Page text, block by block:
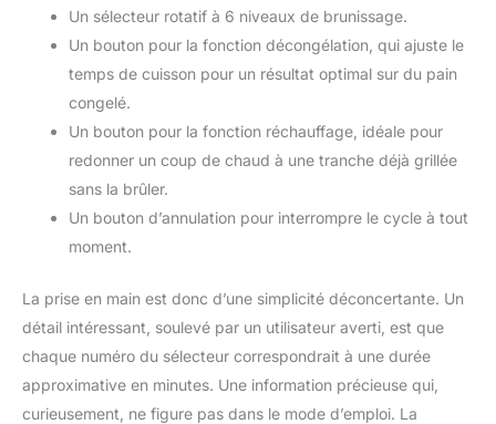
des aliments
parfaitement grillés, à
chaque fois. DOUBLEZ
LE PLAISIR : avec deux
contrôlées
indépendamment, vous
perfection. C'est comme
comptoir de votre cuisine
Amateur de bagels ?
Vous êtes pressé de
décongeler ? Besoin de
réchauffer ? Ce grille-
Un sélecteur rotatif à 6 niveaux de brunissage.
Un bouton pour la fonction décongélation, qui ajuste le
temps de cuisson pour un résultat optimal sur du pain
congelé.
Un bouton pour la fonction réchauffage, idéale pour
redonner un coup de chaud à une tranche déjà grillée
sans la brûler.
Un bouton d’annulation pour interrompre le cycle à tout
moment.
La prise en main est donc d’une simplicité déconcertante. Un
détail intéressant, soulevé par un utilisateur averti, est que
chaque numéro du sélecteur correspondrait à une durée
approximative en minutes. Une information précieuse qui,
curieusement, ne figure pas dans le mode d’emploi. La